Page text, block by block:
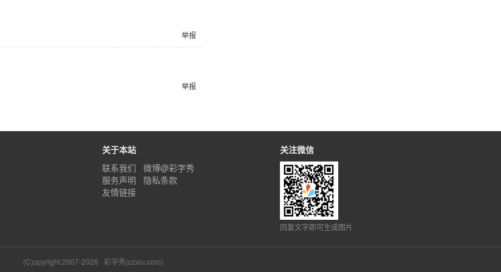
举报
举报
关注微信
回复文字即可生成图片
关于本站
联系我们
微博@彩字秀
服务声明
隐私条款
友情链接
(C)opyright 2007-2026 彩字秀(czxiu.com)